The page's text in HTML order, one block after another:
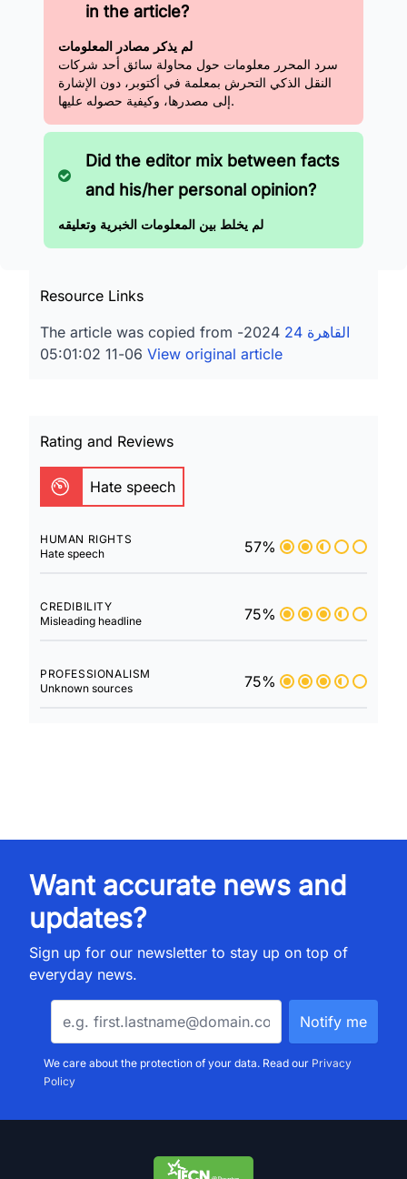
in the article?
لم يذكر مصادر المعلومات
سرد المحرر معلومات حول محاولة سائق أحد شركات
النقل الذكي التحرش بمعلمة في أكتوبر، دون الإشارة
إلى مصدرها، وكيفية حصوله عليها.
Did the editor mix between facts
and his/her personal opinion?
لم يخلط بين المعلومات الخبرية وتعليقه
Resource Links
The article was copied from
القاهرة 24
2024-
View original article
Rating and Reviews
Hate speech
HUMAN RIGHTS
Hate speech
57%
CREDIBILITY
Misleading headline
75%
PROFESSIONALISM
Unknown sources
75%
Want accurate news and
updates?
Sign up for our newsletter to stay up on top of
everyday news.
We care about the protection of your data. Read our Privacy
Policy